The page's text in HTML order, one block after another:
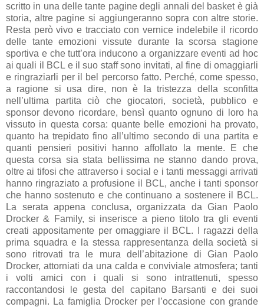
scritto in una delle tante pagine degli annali del basket è già
storia, altre pagine si aggiungeranno sopra con altre storie.
Resta però vivo e tracciato con vernice indelebile il ricordo
delle tante emozioni vissute durante la scorsa stagione
sportiva e che tutt’ora inducono a organizzare eventi ad hoc
ai quali il BCL e il suo staff sono invitati, al fine di omaggiarli
e ringraziarli per il bel percorso fatto. Perché, come spesso,
a ragione si usa dire, non è la tristezza della sconfitta
nell’ultima partita ciò che giocatori, società, pubblico e
sponsor devono ricordare, bensì quanto ognuno di loro ha
vissuto in questa corsa: quante belle emozioni ha provato,
quanto ha trepidato fino all’ultimo secondo di una partita e
quanti pensieri positivi hanno affollato la mente. E che
questa corsa sia stata bellissima ne stanno dando prova,
oltre ai tifosi che attraverso i social e i tanti messaggi arrivati
hanno ringraziato a profusione il BCL, anche i tanti sponsor
che hanno sostenuto e che continuano a sostenere il BCL.
La serata appena conclusa, organizzata da Gian Paolo
Drocker & Family, si inserisce a pieno titolo tra gli eventi
creati appositamente per omaggiare il BCL. I ragazzi della
prima squadra e la stessa rappresentanza della società si
sono ritrovati tra le mura dell’abitazione di Gian Paolo
Drocker, attorniati da una calda e conviviale atmosfera; tanti
i volti amici con i quali si sono intrattenuti, spesso
raccontandosi le gesta del capitano Barsanti e dei suoi
compagni. La famiglia Drocker per l’occasione con grande